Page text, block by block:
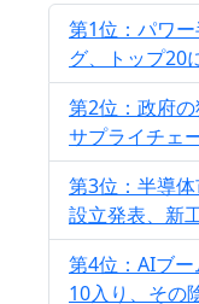
第1位：パワ
グ、トップ20
第2位：政府
サプライチェ
第3位：半導
設立発表、新
第4位：AIブ
10入り、その